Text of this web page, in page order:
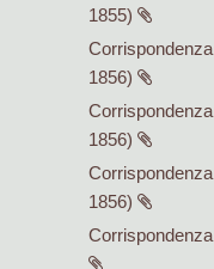
1855)
Corrispondenza
1856)
Corrispondenza
1856)
Corrispondenza
1856)
Corrispondenza